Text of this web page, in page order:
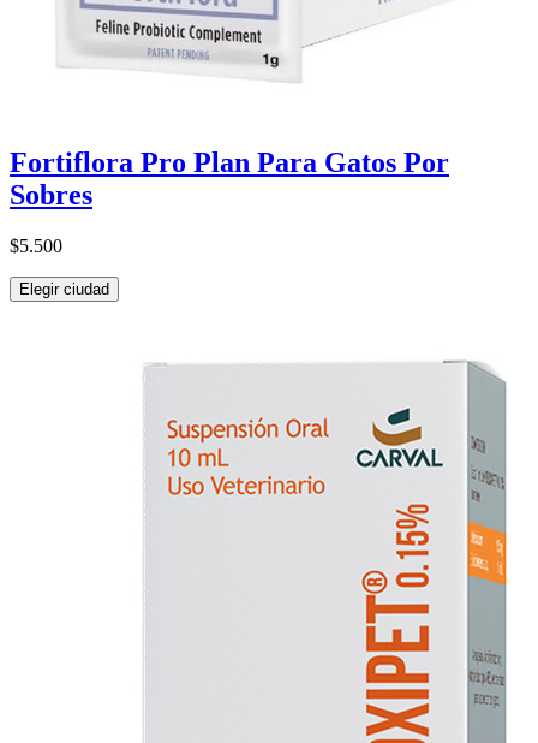
Fortiflora Pro Plan Para Gatos Por
Sobres
$5.500
Elegir ciudad